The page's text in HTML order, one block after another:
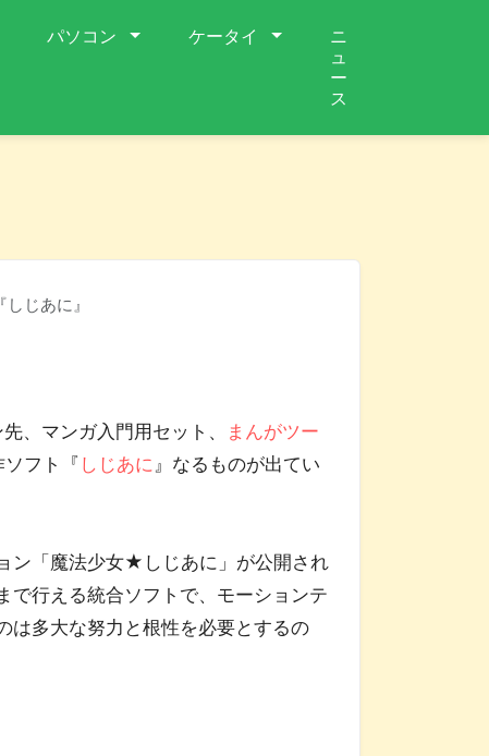
パソコン ケータイ
ニ
ュ
ー
ス
じあに』
、マンガ入門用セット、
まんがツー
フト『 しじあに』なるものが出てい
ン「魔法少女★しじあに」が公開され
で行える統合ソフトで、モーションテ
は多大な努力と根性を必要とするの